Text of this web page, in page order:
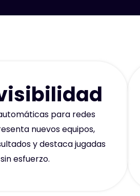
para redes
nuevos equipos,
y destaca jugadas
sin esfuerzo.